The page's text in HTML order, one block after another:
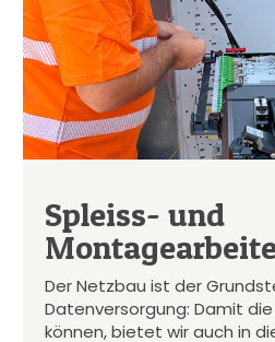
Spleiss- und
Der Netzbau ist der
Datenversorgung: Damit
können, bietet wir auch in